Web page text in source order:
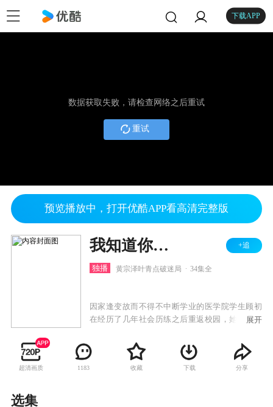
下载APP
数据获取失败，请检查网络之后重试
重试
预览播放中，打开优酷APP看高清完整版
我知道你的秘密 +追
独播 黄宗泽叶青点破迷局 34集全
因家逢变故而不得不中断学业的医学院学生顾初
在经历了几年社会历练之后重返校园，她想要完
遇到了身为法医中心主检法医师的陆北辰，而陆
北辰的另一个身份是顾初已逝男友陆北深的双胞
胎哥哥。顾初带着复杂的情绪努力和陆北辰和平
展开
超清画质 1183 收藏 下载 分享
选集